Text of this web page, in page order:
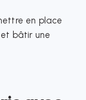
en place
et bâtir une